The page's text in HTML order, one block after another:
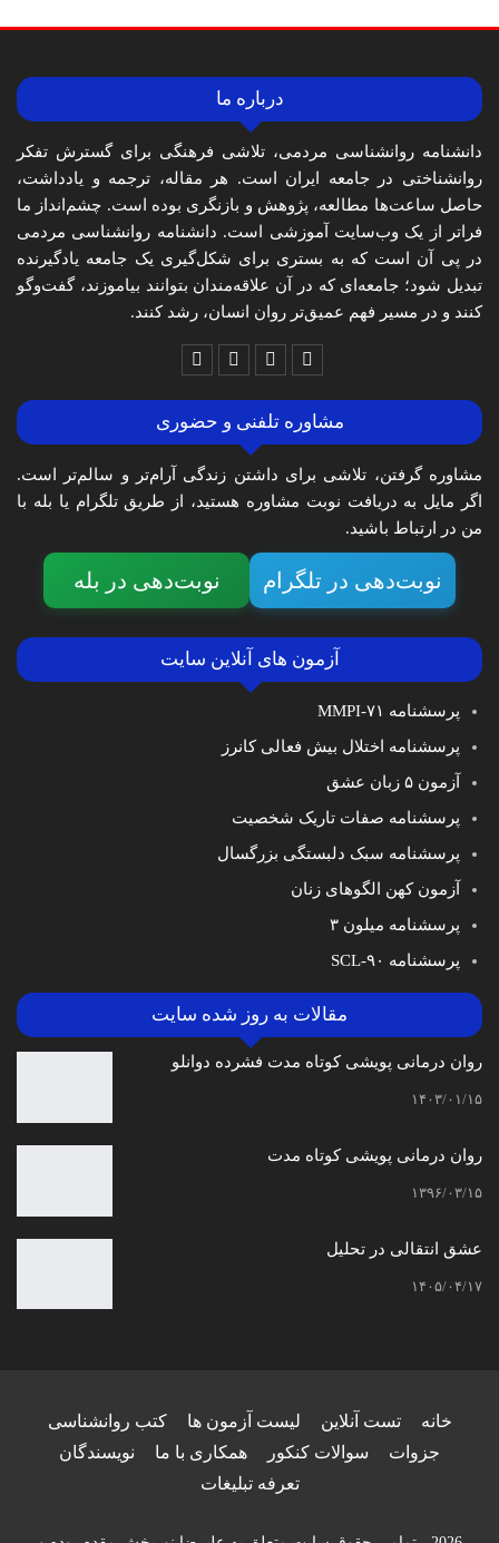
درباره ما
دانشنامه روانشناسی مردمی، تلاشی فرهنگی برای گسترش تفکر
روانشناختی در جامعه ایران است. هر مقاله، ترجمه و یادداشت،
حاصل ساعت‌ها مطالعه، پژوهش و بازنگری بوده است. چشم‌انداز ما
فراتر از یک وب‌سایت آموزشی است. دانشنامه روانشناسی مردمی
در پی آن است که به بستری برای شکل‌گیری یک جامعه یادگیرنده
تبدیل شود؛ جامعه‌ای که در آن علاقه‌مندان بتوانند بیاموزند، گفت‌وگو
کنند و در مسیر فهم عمیق‌تر روان انسان، رشد کنند.
مشاوره تلفنی و حضوری
مشاوره گرفتن، تلاشی برای داشتن زندگی آرام‌تر و سالم‌تر است.
اگر مایل به دریافت نوبت مشاوره هستید، از طریق تلگرام یا بله با
من در ارتباط باشید.
نوبت‌دهی در تلگرام نوبت‌دهی در بله
آزمون های آنلاین سایت
پرسشنامه MMPI-۷۱
پرسشنامه اختلال بیش فعالی کانرز
آزمون ۵ زبان عشق
پرسشنامه صفات تاریک شخصیت
پرسشنامه سبک دلبستگی بزرگسال
آزمون کهن الگوهای زنان
پرسشنامه میلون ۳
پرسشنامه SCL-۹۰
مقالات به روز شده سایت
روان درمانی پویشی کوتاه مدت فشرده دوانلو
۱۴۰۳/۰۱/۱۵
روان درمانی پویشی کوتاه مدت
۱۳۹۶/۰۳/۱۵
عشق انتقالی در تحلیل
۱۴۰۵/۰۴/۱۷
خانه تست آنلاین لیست آزمون ها
کتب روانشناسی
جزوات
سوالات کنکور همکاری با ما
نویسندگان
تعرفه تبلیغات